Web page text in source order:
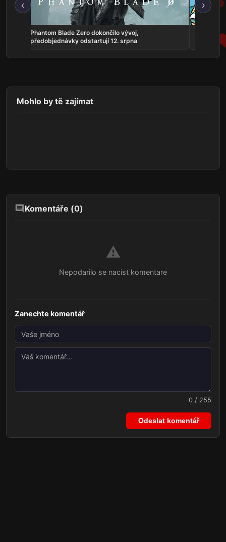
‹
Phantom Blade Zero dokončilo vývoj,
předobjednávky odstartují 12. srpna
Fields of
ve verzi
›
Mohlo by tě zajímat
Komentáře (0)
⚠️
Nepodarilo se nacist komentare
Zanechte komentář
0 / 255
Odeslat komentář